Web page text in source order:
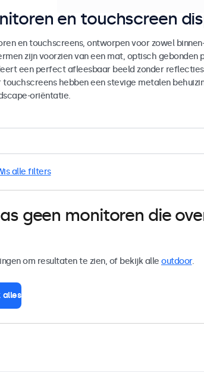
en touchscreen
en touchscreens, ontworpen voor zowel
zijn voorzien van een mat, optisch gebonden
een perfect afleesbaar beeld zonder
hebben een stevige metalen
oriëntatie.
alle filters
geen monitoren die
om resultaten te zien, of bekijk alle outdoor.
alles